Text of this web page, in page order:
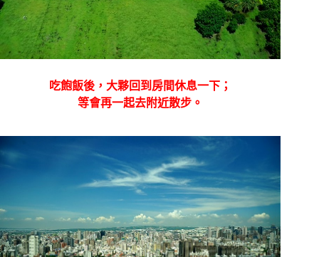
吃飽飯後，大夥回到房間休息一下；
等會再一起去附近散步。